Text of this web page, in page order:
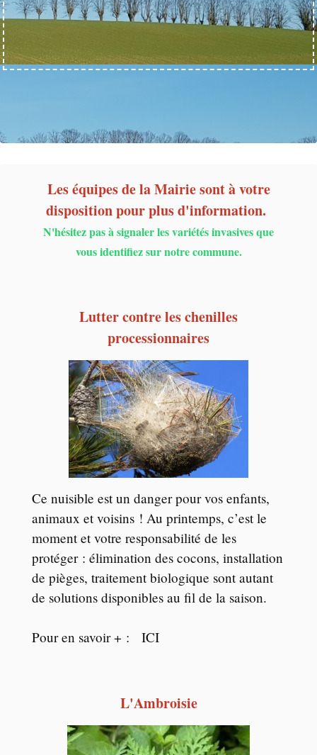
Les équipes de la Mairie sont à votre
disposition pour plus d'information.
N'hésitez pas à signaler les variétés invasives que
vous identifiez sur notre commune.
Lutter contre les chenilles
processionnaires
Ce nuisible est un danger pour vos enfants,
animaux et voisins ! Au printemps, c’est le
moment et votre responsabilité de les
protéger : élimination des cocons, installation
de pièges, traitement biologique sont autant
de solutions disponibles au fil de la saison.
Pour en savoir + : ICI
L'Ambroisie